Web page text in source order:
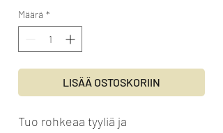
Määrä *
LISÄÄ OSTOSKORIIN
Tuo rohkeaa tyyliä ja